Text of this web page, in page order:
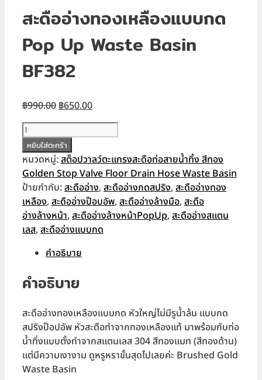
สะดืออ่างทองเหลืองแบบกด
Pop Up Waste Basin
BF382
฿990.00 Original
price
was:
฿990.00.
฿650.00Current
price
is:
จำนวน
สะดือ
อ่างทอง
เหลือง
แบบ
กด
Pop
Up
Basin
ชิ้น
หยิบใส่ตะกร้า
หมวดหมู่:สต็อปวาลว์ตะแกรงสะดือท่อสายน้ำทิ้ง สีทอง
Golden Stop Valve Floor Drain Hose Waste Basin
ป้ายกำกับ:สะดืออ่าง, สะดืออ่างกดสปริง, สะดืออ่างทอง
เหลือง, สะดืออ่างป๊อบอัพ, สะดืออ่างล้างมือ, สะดือ
อ่างล้างหน้า, สะดืออ่างล้างหน้าPopUp, สะดืออ่างสแตน
เลส, สะดืออ่างแบบกด
คำอธิบาย
คำอธิบาย
สะดืออ่างทองเหลืองแบบกด หัวใหญ่ไม่มีรูน้ำล้น แบบกด
สปริงป๊อปอัพ หัวสะดือทำจากทองเหลืองแท้ มาพร้อมกับท่อ
น้ำทิ่งแบบตั้งทำจากสแตนเลส 304 สีทองแมท (สีทองด้าน)
แต่มีความเงางาม ดูหรูหราขั้นสุดไปเลยค่ะ Brushed Gold
Waste Basin